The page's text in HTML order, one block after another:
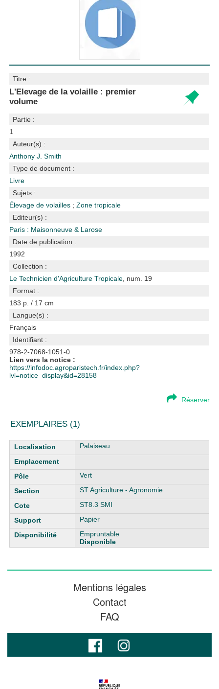
Titre :
L'Elevage de la volaille : premier
volume
Partie :
1
Auteur(s) :
Anthony J. Smith
Type de document :
Livre
Sujets :
Élevage de volailles ;Zone tropicale
Editeur(s) :
Paris : Maisonneuve & Larose
Date de publication :
1992
Collection :
Le Technicien d'Agriculture Tropicale , num. 19
Format :
183 p. / 17 cm
Langue(s) :
Français
Identifiant :
978-2-7068-1051-0
Lien vers la notice :
https://infodoc.agroparistech.fr/index.php?
lvl=notice_display&id=28158
Réserver
EXEMPLAIRES (1)
Liste des exemplaires Palaiseau
Vert
ST Agriculture - Agronomie
ST8.3 SMI
Papier
Empruntable
Disponible
Mentions légales
Contact
FAQ